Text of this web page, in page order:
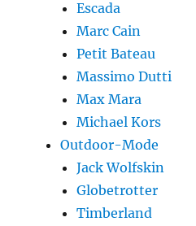
Escada
Marc Cain
Petit Bateau
Massimo Dutti
Max Mara
Michael Kors
Outdoor-Mode
Jack Wolfskin
Globetrotter
Timberland